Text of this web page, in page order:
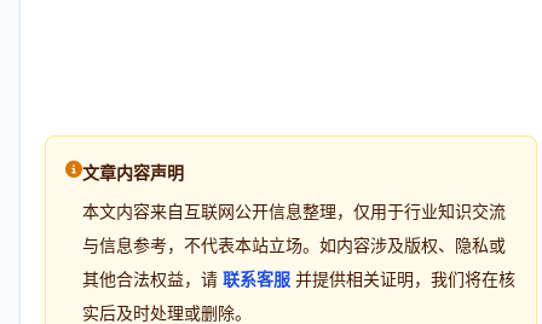
文章内容声明
本文内容来自互联网公开信息整理，仅用于行业知识交流
与信息参考，不代表本站立场。如内容涉及版权、隐私或
其他合法权益，请 联系客服 并提供相关证明，我们将在核
实后及时处理或删除。